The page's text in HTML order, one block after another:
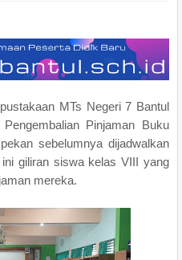
MTs Negeri 7 Bantul
Pinjaman Buku
sebelumnya dijadwalkan
giliran siswa kelas VIII yang
mereka.